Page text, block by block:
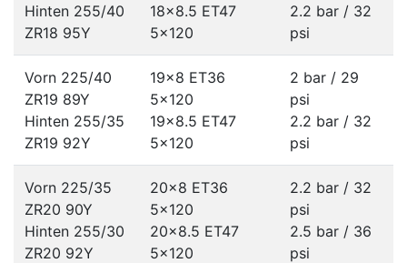
Hinten 255/40
ZR18 95Y
18x8.5 ET47
5x120
2.2 bar / 32
psi
Vorn 225/40
ZR19 89Y
Hinten 255/35
ZR19 92Y
19x8 ET36
5x120
19x8.5 ET47
5x120
2 bar / 29
psi
2.2 bar / 32
psi
Vorn 225/35
ZR20 90Y
Hinten 255/30
ZR20 92Y
20x8 ET36
5x120
20x8.5 ET47
5x120
2.2 bar / 32
psi
2.5 bar / 36
psi